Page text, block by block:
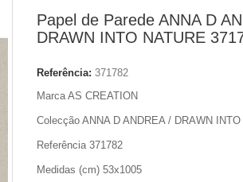
Papel de Parede ANNA D
DRAWN INTO NATURE
Referência: 371782
Marca AS CREATION
Colecção ANNA D ANDREA / DRAWN INTO
Referência 371782
Medidas (cm) 53x1005